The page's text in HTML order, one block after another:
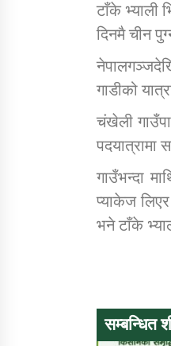
टाँके भ्याली
दिनमै चीन
गाडीको
चंखेली
पदयात्रामा
गाउँभन्दा
प्याकेज
भने टाँके
सम्बन्धित